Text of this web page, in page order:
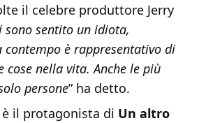
il celebre produttore Jerry
sono sentito un idiota,
contempo è rappresentativo di
cose nella vita. Anche le più
persone” ha detto.
il protagonista di Un altro